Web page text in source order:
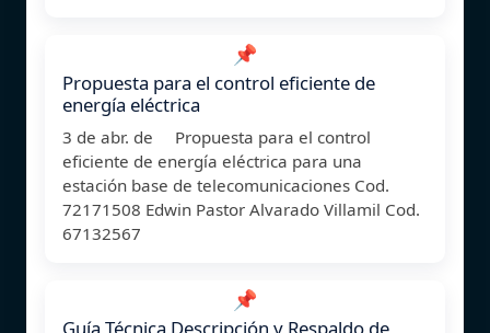
📌
Propuesta para el control eficiente de
energía eléctrica
3 de abr. de Propuesta para el control
eficiente de energía eléctrica para una
estación base de telecomunicaciones Cod.
72171508 Edwin Pastor Alvarado Villamil Cod.
67132567
📌